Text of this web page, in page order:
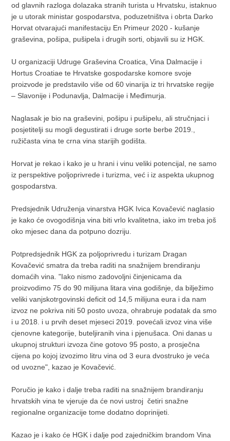
od glavnih razloga dolazaka stranih turista u Hrvatsku, istaknuo
je u utorak ministar gospodarstva, poduzetništva i obrta Darko
Horvat otvarajući manifestaciju En Primeur 2020 - kušanje
graševina, pošipa, pušipela i drugih sorti, objavili su iz HGK.
U organizaciji Udruge Graševina Croatica, Vina Dalmacije i
Hortus Croatiae te Hrvatske gospodarske komore svoje
proizvode je predstavilo više od 60 vinarija iz tri hrvatske regije
– Slavonije i Podunavlja, Dalmacije i Međimurja.
Naglasak je bio na graševini, pošipu i pušipelu, ali stručnjaci i
posjetitelji su mogli degustirati i druge sorte berbe 2019.,
ružičasta vina te crna vina starijih godišta.
Horvat je rekao i kako je u hrani i vinu veliki potencijal, ne samo
iz perspektive poljoprivrede i turizma, već i iz aspekta ukupnog
gospodarstva.
Predsjednik Udruženja vinarstva HGK Ivica Kovačević naglasio
je kako će ovogodišnja vina biti vrlo kvalitetna, iako im treba još
oko mjesec dana da potpuno dozriju.
Potpredsjednik HGK za poljoprivredu i turizam Dragan
Kovačević smatra da treba raditi na snažnijem brendiranju
domaćih vina. "Iako nismo zadovoljni činjenicama da
proizvodimo 75 do 90 milijuna litara vina godišnje, da bilježimo
veliki vanjskotrgovinski deficit od 14,5 milijuna eura i da nam
izvoz ne pokriva niti 50 posto uvoza, ohrabruje podatak da smo
i u 2018. i u prvih deset mjeseci 2019. povećali izvoz vina više
cjenovne kategorije, buteljiranih vina i pjenušaca. Oni danas u
ukupnoj strukturi izvoza čine gotovo 95 posto, a prosječna
cijena po kojoj izvozimo litru vina od 3 eura dvostruko je veća
od uvozne", kazao je Kovačević.
Poručio je kako i dalje treba raditi na snažnijem brandiranju
hrvatskih vina te vjeruje da će novi ustroj četiri snažne
regionalne organizacije tome dodatno doprinijeti.
Kazao je i kako će HGK i dalje pod zajedničkim brandom Vina